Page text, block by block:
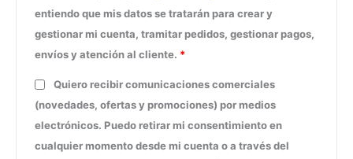
entiendo que mis datos se tratarán para crear y
gestionar mi cuenta, tramitar pedidos, gestionar pagos,
envíos y atención al cliente. *
Quiero recibir comunicaciones comerciales
(novedades, ofertas y promociones) por medios
electrónicos. Puedo retirar mi consentimiento en
cualquier momento desde mi cuenta o a través del